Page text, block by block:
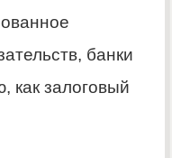
банки
как залоговый